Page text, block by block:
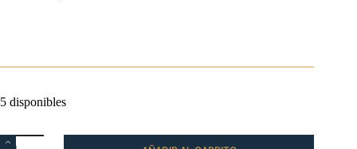
5 disponibles
Moneda